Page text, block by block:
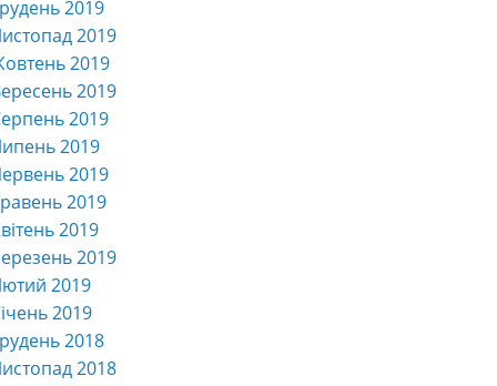
2019
2019
2019
2019
2019
2019
2019
2019
2019
2019
2019
2019
2018
2018